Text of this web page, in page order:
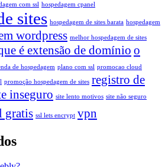
com ssl hospedagem cpanel
sites hospedagem de sites barata hospedagem
wordpress melhor hospedagem de sites
é extensão de domínio o
de hospedagem plano com ssl promocao cloud
promoção hospedagem de sites registro de
inseguro site lento motivos site não seguro
gratis ssl lets encrypt vpn